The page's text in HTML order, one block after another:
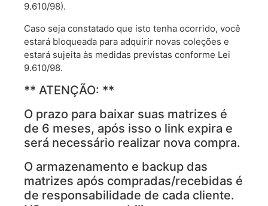
9.610/98).
Caso seja constatado que isto tenha ocorrido, você
estará bloqueada para adquirir novas coleções e
estará sujeita às medidas previstas conforme Lei
9.610/98.
** ATENÇÃO: **
O prazo para baixar suas matrizes é
de 6 meses, após isso o link expira e
será necessário realizar nova compra.
O armazenamento e backup das
matrizes após compradas/recebidas é
de responsabilidade de cada cliente.